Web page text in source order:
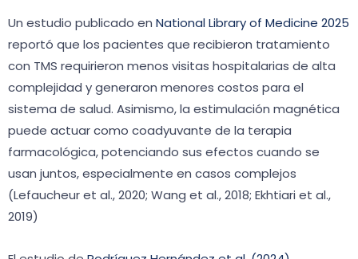
Un estudio publicado en National Library of Medicine 2025
reportó que los pacientes que recibieron tratamiento
con TMS requirieron menos visitas hospitalarias de alta
complejidad y generaron menores costos para el
sistema de salud. Asimismo, la estimulación magnética
puede actuar como coadyuvante de la terapia
farmacológica, potenciando sus efectos cuando se
usan juntos, especialmente en casos complejos
(Lefaucheur et al., 2020; Wang et al., 2018; Ekhtiari et al.,
2019)